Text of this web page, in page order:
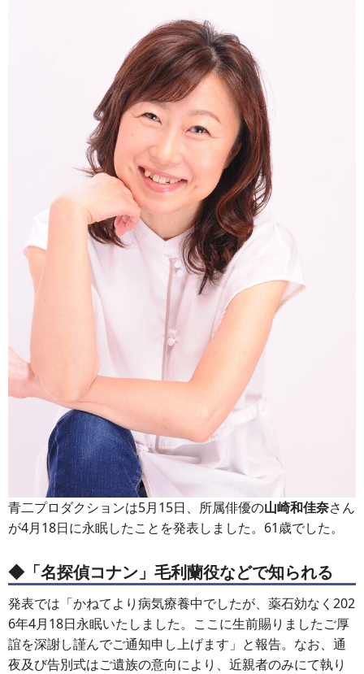
青二プロダクションは5月15日、所属俳優の山崎和佳奈さん
が4月18日に永眠したことを発表しました。61歳でした。
◆「名探偵コナン」毛利蘭役などで知られる
発表では「かねてより病気療養中でしたが、薬石効なく202
6年4月18日永眠いたしました。ここに生前賜りましたご厚
誼を深謝し謹んでご通知申し上げます」と報告。なお、通
夜及び告別式はご遺族の意向により、近親者のみにて執り